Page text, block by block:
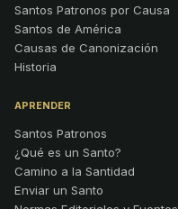
Santos Patronos por Causa
Santos de América
Causas de Canonización
Historia
APRENDER
Santos Patronos
¿Qué es un Santo?
Camino a la Santidad
Enviar un Santo